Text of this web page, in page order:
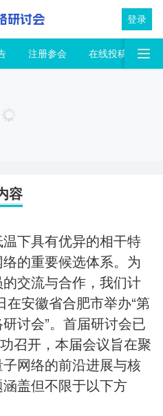
研讨会 登录
注册参会 在线投稿 联
容
下具有优异的相干特
的重要候选体系。为
交流与合作，我们计
安徽省合肥市举办“第
讨会”。首届研讨会已
召开，本届会议旨在聚
网络的前沿进展与核
盖但不限于以下方